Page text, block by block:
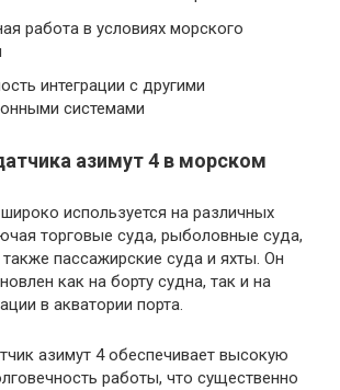
работа в условиях морского
интеграции с другими
системами
азимут 4 в морском
используется на различных
торговые суда, рыболовные суда,
пассажирские суда и яхты. Он
как на борту судна, так и на
в акватории порта.
азимут 4 обеспечивает высокую
работы, что существенно